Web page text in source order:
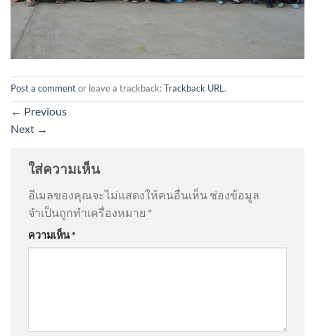
Post a commentor leave a trackback:Trackback URL .
← Previous
Next →
ใส่ความเห็น
อีเมลของคุณจะไม่แสดงให้คนอื่นเห็น ช่องข้อมูล
จำเป็นถูกทำเครื่องหมาย *
ความเห็น*